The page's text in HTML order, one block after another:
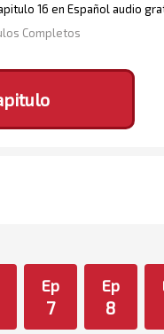
16 en Español audio
Completos
Ep
7
Ep
8